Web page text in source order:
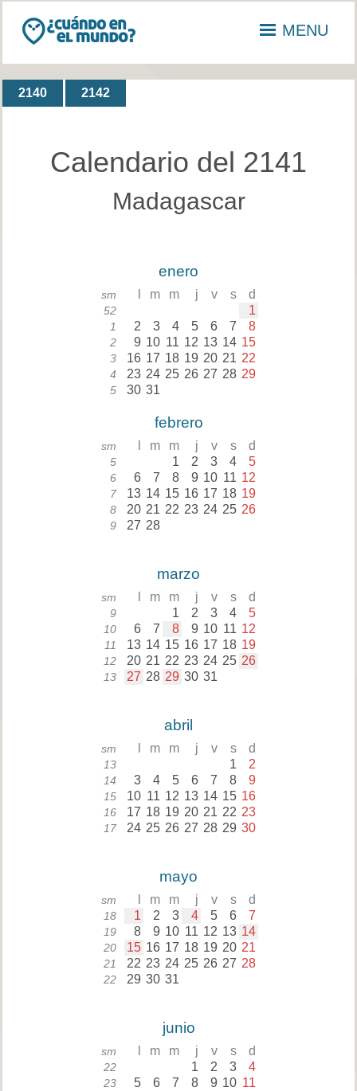
MENU
2140 2142
Calendario del 2141
Madagascar
enero
sm m m j v s d
52 1
1 2 3 4 5 6 7 8
2 9 10 11 12 13 14 15
3 16 17 18 19 20 21 22
4 23 24 25 26 27 28 29
5 30 31
febrero
sm m m j v s d
5 1 2 3 4 5
6 6 7 8 9 10 11 12
7 13 14 15 16 17 18 19
8 20 21 22 23 24 25 26
9 27 28
marzo
sm m m j v s d
9 1 2 3 4 5
10 6 7 8 9 10 11 12
11 13 14 15 16 17 18 19
12 20 21 22 23 24 25 26
13 27 28 29 30 31
abril
sm m m j v s d
13 1 2
14 3 4 5 6 7 8 9
15 10 11 12 13 14 15 16
16 17 18 19 20 21 22 23
17 24 25 26 27 28 29 30
mayo
sm m m j v s d
18 1 2 3 4 5 6 7
19 8 9 10 11 12 13 14
20 15 16 17 18 19 20 21
21 22 23 24 25 26 27 28
22 29 30 31
junio
sm m m j v s d
22 1 2 3 4
23 5 6 7 8 9 10 11